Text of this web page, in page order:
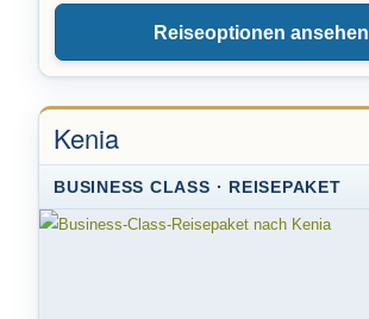
Reiseoptionen ansehen
Kenia
BUSINESS CLASS · REISEPAKET